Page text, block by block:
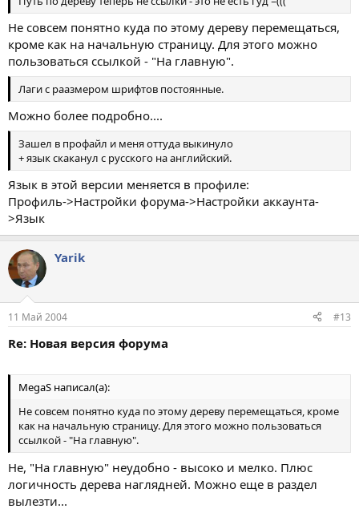
Не совсем понятно куда по этому дереву перемещаться,
кроме как на начальную страницу. Для этого можно
пользоваться ссылкой - "На главную".
Лаги с раазмером шрифтов постоянные.
Можно более подробно....
Зашел в профайл и меня оттуда выкинуло
+ язык скаканул с русского на английский.
Язык в этой версии меняется в профиле:
Профиль->Настройки форума->Настройки аккаунта-
>Язык
Yarik
11 Май 2004 #13
Re: Новая версия форума
MegaS написал(а):
Не совсем понятно куда по этому дереву перемещаться, кроме
как на начальную страницу. Для этого можно пользоваться
ссылкой - "На главную".
Не, "На главную" неудобно - высоко и мелко. Плюс
логичность дерева наглядней. Можно еще в раздел
вылезти...